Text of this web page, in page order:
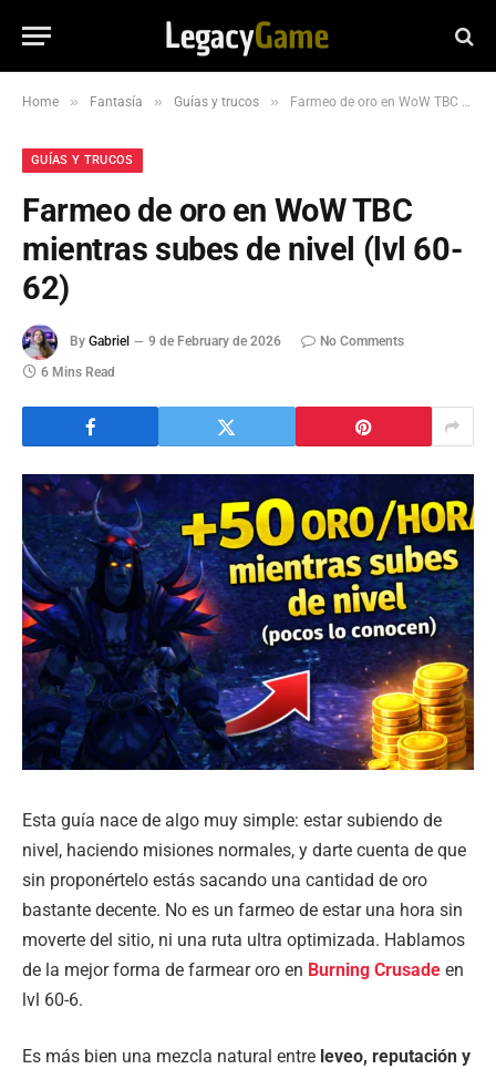
Home » Fantasía » Guías y trucos » Farmeo de oro en WoW TBC mientras subes de nivel (lvl 60-62)
GUÍAS Y TRUCOS
Farmeo de oro en WoW TBC
mientras subes de nivel (lvl 60-
62)
By Gabriel 9 de February de 2026
No Comments
6 Mins Read
Esta guía nace de algo muy simple: estar subiendo de
nivel, haciendo misiones normales, y darte cuenta de que
sin proponértelo estás sacando una cantidad de oro
bastante decente. No es un farmeo de estar una hora sin
moverte del sitio, ni una ruta ultra optimizada. Hablamos
de la mejor forma de farmear oro en Burning Crusade en
lvl 60-6.
Es más bien una mezcla natural entre leveo, reputación y